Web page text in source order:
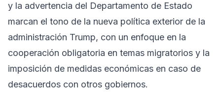
y la advertencia del Departamento de Estado
marcan el tono de la nueva política exterior de la
administración Trump, con un enfoque en la
cooperación obligatoria en temas migratorios y la
imposición de medidas económicas en caso de
desacuerdos con otros gobiernos.